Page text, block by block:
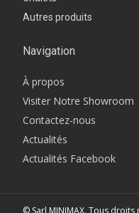
Autres produits
Navigation
À propos
Visiter Notre
Contactez-nous
Actualités
Actualités Facebook
© Sarl MINIMAX. Tous droits